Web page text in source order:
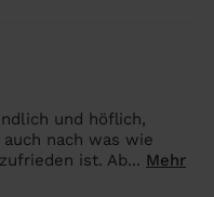
und höflich,
nach was wie
ist. Ab... Mehr